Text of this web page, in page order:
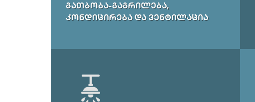
ᲒᲐᲗᲑᲝᲑᲐ-ᲒᲐᲒᲠᲘᲚᲔᲑᲐ,
ᲙᲝᲜᲓᲘᲪᲘᲠᲔᲑᲐ ᲓᲐ ᲕᲔᲜᲢᲘᲚᲐᲪᲘᲐ